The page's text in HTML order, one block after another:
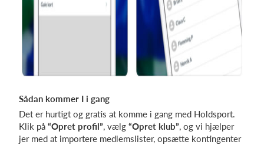
Sådan kommer I i gang
Det er hurtigt og gratis at komme i gang med Holdsport.
Klik på “Opret profil”, vælg “Opret klub”, og vi hjælper
jer med at importere medlemslister, opsætte kontingenter